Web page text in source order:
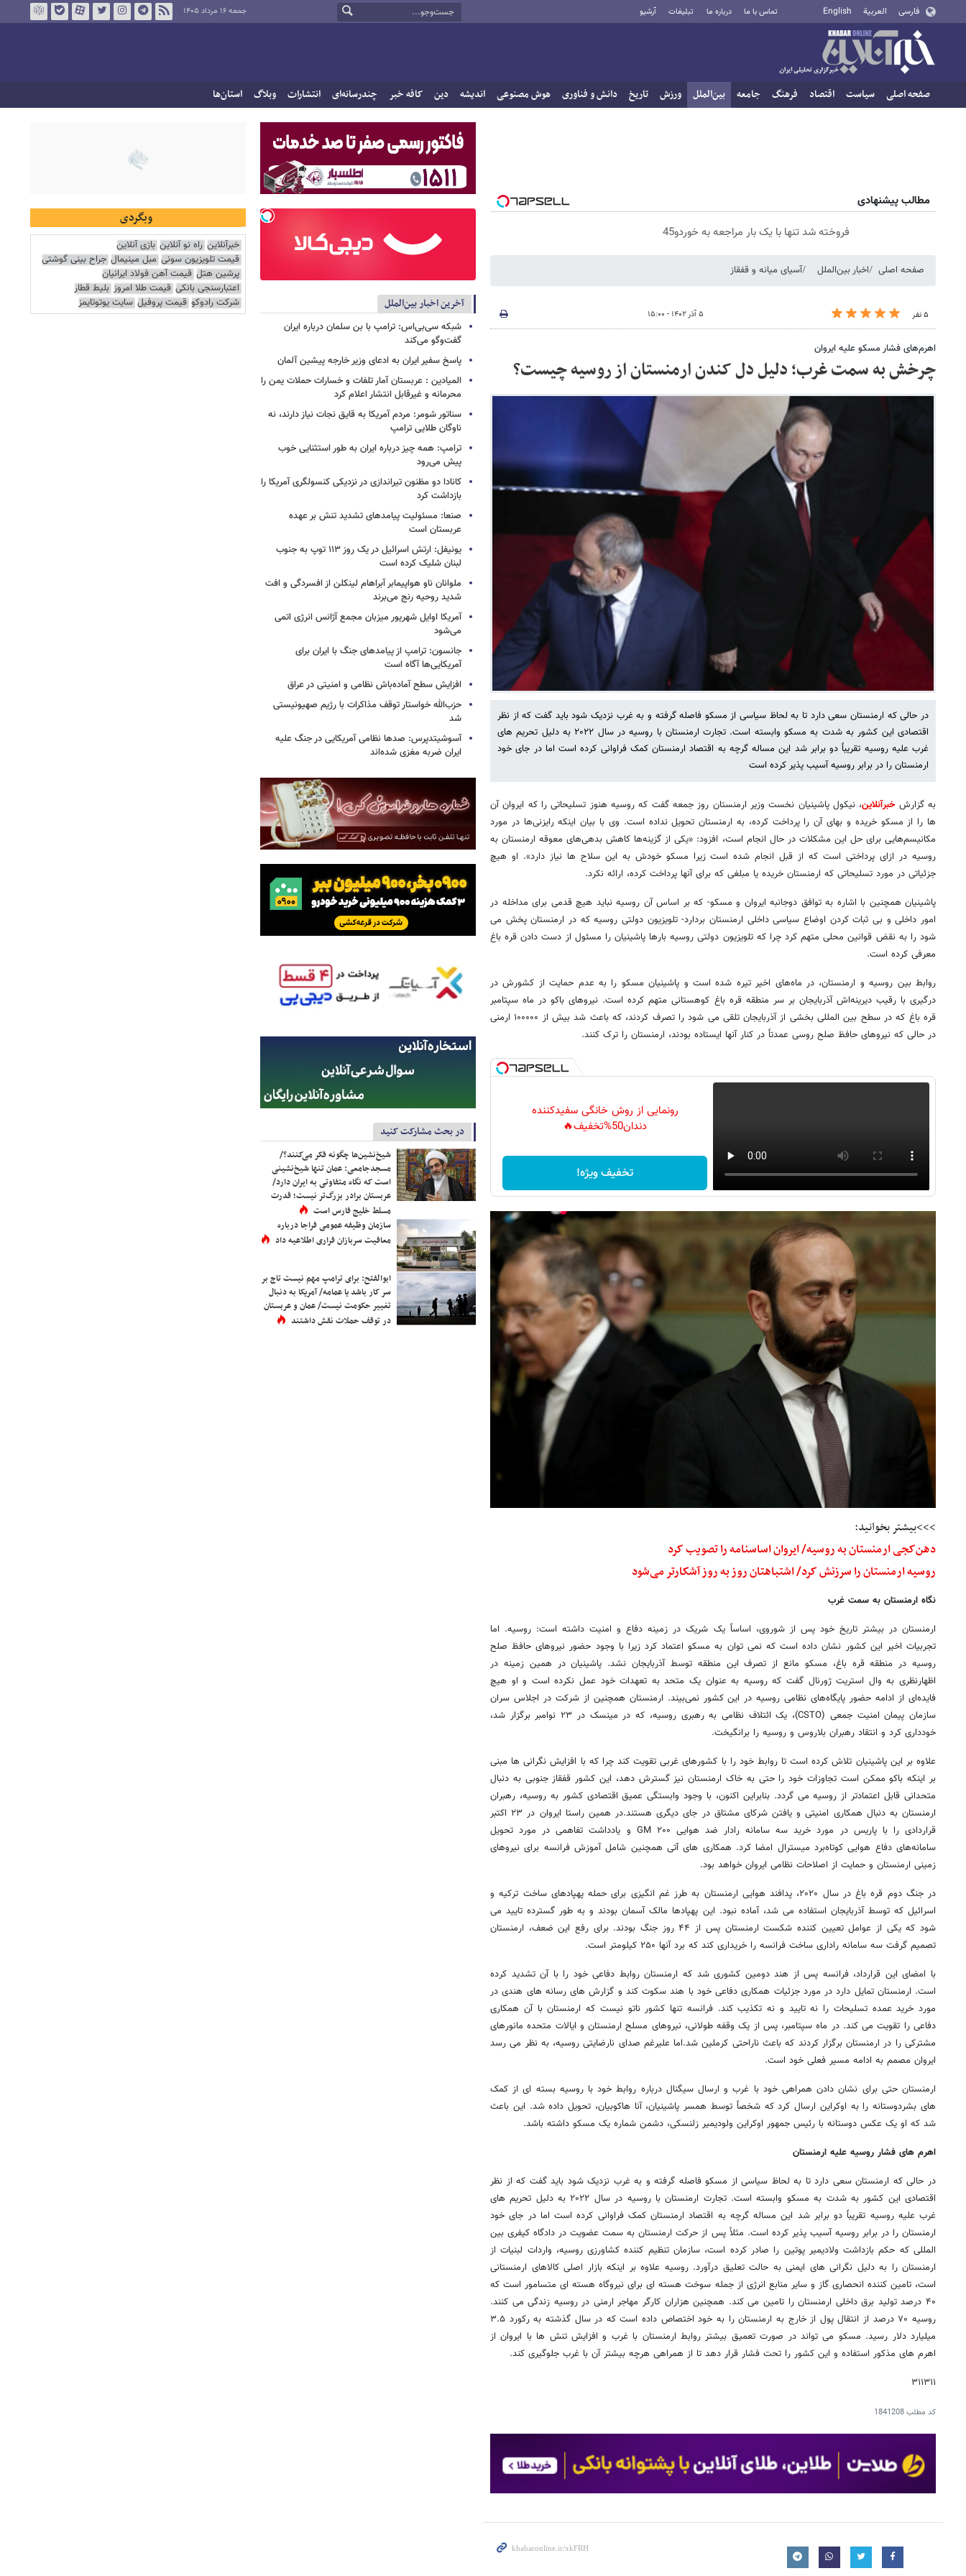
فارسی العربية English تماس با ما درباره ما تبلیغات آرشیو جمعه ۱۶ مرداد ۱۴۰۵
صفحه اصلی سیاست اقتصاد فرهنگ جامعه بین‌الملل ورزش تاریخ دانش و فناوری هوش مصنوعی اندیشه دین کافه خبر چندرسانه‌ای انتشارات وبلاگ استان‌ها
مطالب پیشنهادی
فروخته شد تنها با یک بار مراجعه به خوردو45
صفحه اصلی اخبار بین‌الملل آسیای میانه و قفقاز
۵ نفر ۵ آذر ۱۴۰۲ - ۱۵:۰۰
اهرم‌های فشار مسکو علیه ایروان
چرخش به سمت غرب؛ دلیل دل کندن ارمنستان از روسیه چیست؟
در حالی که ارمنستان سعی دارد تا به لحاظ سیاسی از مسکو فاصله گرفته و به غرب نزدیک شود باید گفت که از نظر
اقتصادی این کشور به شدت به مسکو وابسته است. تجارت ارمنستان با روسیه در سال ۲۰۲۲ به دلیل تحریم های
غرب علیه روسیه تقریباً دو برابر شد این مساله گرچه به اقتصاد ارمنستان کمک فراوانی کرده است اما در جای خود
ارمنستان را در برابر روسیه آسیب پذیر کرده است
به گزارشخبرآنلاین، نیکول پاشینیان نخست وزیر ارمنستان روز جمعه گفت که روسیه هنوز تسلیحاتی را که ایروان آن
ها را از مسکو خریده و بهای آن را پرداخت کرده، به ارمنستان تحویل نداده است. وی با بیان اینکه رایزنی‌ها در مورد
مکانیسم‌هایی برای حل این مشکلات در حال انجام است، افزود: «یکی از گزینه‌ها کاهش بدهی‌های معوقه ارمنستان به
روسیه در ازای پرداختی است که از قبل انجام شده است زیرا مسکو خودش به این سلاح ها نیاز دارد». او هیچ
جزئیاتی در مورد تسلیحاتی که ارمنستان خریده یا مبلغی که برای آنها پرداخت کرده، ارائه نکرد.
پاشینیان همچنین با اشاره به توافق دوجانبه ایروان و مسکو- که بر اساس آن روسیه نباید هیچ قدمی برای مداخله در
امور داخلی و بی ثبات کردن اوضاع سیاسی داخلی ارمنستان بردارد- تلویزیون دولتی روسیه که در ارمنستان پخش می
شود را به نقض قوانین محلی متهم کرد چرا که تلویزیون دولتی روسیه بارها پاشینیان را مسئول از دست دادن قره باغ
معرفی کرده است.
روابط بین روسیه و ارمنستان، در ماه‌های اخیر تیره شده است و پاشینیان مسکو را به عدم حمایت از کشورش در
درگیری با رقیب دیرینه‌اش آذربایجان بر سر منطقه قره باغ کوهستانی متهم کرده است. نیروهای باکو در ماه سپتامبر
قره باغ که در سطح بین المللی بخشی از آذربایجان تلقی می شود را تصرف کردند، که باعث شد بیش از ۱۰۰۰۰۰ ارمنی
در حالی که نیروهای حافظ صلح روسی عمدتاً در کنار آنها ایستاده بودند، ارمنستان را ترک کنند.
رونمایی از روش خانگی سفیدکننده
دندان50%تخفیف🔥
تخفیف ویژه!
>>>بیشتر بخوانید:
دهن‌کجی ارمنستان به روسیه/ ایروان اساسنامه را تصویب کرد
روسیه ارمنستان را سرزنش کرد/ اشتباهتان روز به روز آشکارتر می‌شود
نگاه ارمنستان به سمت غرب
ارمنستان در بیشتر تاریخ خود پس از شوروی، اساساً یک شریک در زمینه دفاع و امنیت داشته است: روسیه. اما
تجربیات اخیر این کشور نشان داده است که نمی توان به مسکو اعتماد کرد زیرا با وجود حضور نیروهای حافظ صلح
روسیه در منطقه قره باغ، مسکو مانع از تصرف این منطقه توسط آذربایجان نشد. پاشینیان در همین زمینه در
اظهارنظری به وال استریت ژورنال گفت که روسیه به عنوان یک متحد به تعهدات خود عمل نکرده است و او هیچ
فایده‌ای از ادامه حضور پایگاه‌های نظامی روسیه در این کشور نمی‌بیند. ارمنستان همچنین از شرکت در اجلاس سران
سازمان پیمان امنیت جمعی (CSTO)، یک ائتلاف نظامی به رهبری روسیه، که در مینسک در ۲۳ نوامبر برگزار شد،
خودداری کرد و انتقاد رهبران بلاروس و روسیه را برانگیخت.
علاوه بر این پاشینیان تلاش کرده است تا روابط خود را با کشورهای غربی تقویت کند چرا که با افزایش نگرانی ها مبنی
بر اینکه باکو ممکن است تجاوزات خود را حتی به خاک ارمنستان نیز گسترش دهد، این کشور قفقاز جنوبی به دنبال
متحدانی قابل اعتمادتر از روسیه می گردد. بنابراین اکنون، با وجود وابستگی عمیق اقتصادی کشور به روسیه، رهبران
ارمنستان به دنبال همکاری امنیتی و یافتن شرکای مشتاق در جای دیگری هستند.در همین راستا ایروان در ۲۳ اکتبر
قراردادی را با پاریس در مورد خرید سه سامانه رادار ضد هوایی GM ۲۰۰ و یادداشت تفاهمی در مورد تحویل
سامانه‌های دفاع هوایی کوتاه‌برد میسترال امضا کرد. همکاری های آتی همچنین شامل آموزش فرانسه برای نیروهای
زمینی ارمنستان و حمایت از اصلاحات نظامی ایروان خواهد بود.
در جنگ دوم قره باغ در سال ۲۰۲۰، پدافند هوایی ارمنستان به طرز غم انگیزی برای حمله پهپادهای ساخت ترکیه و
اسرائیل که توسط آذربایجان استفاده می شد، آماده نبود. این پهپادها مالک آسمان بودند و به طور گسترده تایید می
شود که یکی از عوامل تعیین کننده شکست ارمنستان پس از ۴۴ روز جنگ بودند. برای رفع این ضعف، ارمنستان
تصمیم گرفت سه سامانه راداری ساخت فرانسه را خریداری کند که برد آنها ۲۵۰ کیلومتر است.
با امضای این قرارداد، فرانسه پس از هند دومین کشوری شد که ارمنستان روابط دفاعی خود را با آن تشدید کرده
است. ارمنستان تمایل دارد در مورد جزئیات همکاری دفاعی خود با هند سکوت کند و گزارش های رسانه های هندی در
مورد خرید عمده تسلیحات را نه تایید و نه تکذیب کند. فرانسه تنها کشور ناتو نیست که ارمنستان با آن همکاری
دفاعی را تقویت می کند. در ماه سپتامبر، پس از یک وقفه طولانی، نیروهای مسلح ارمنستان و ایالات متحده مانورهای
مشترکی را در ارمنستان برگزار کردند که باعث ناراحتی کرملین شد.اما علیرغم صدای نارضایتی روسیه، به نظر می رسد
ایروان مصمم به ادامه مسیر فعلی خود است.
ارمنستان حتی برای نشان دادن همراهی خود با غرب و ارسال سیگنال درباره روابط خود با روسیه بسته ای از کمک
های بشردوستانه را به اوکراین ارسال کرد که شخصاً توسط همسر پاشینیان، آنا هاکوبیان، تحویل داده شد. این باعث
شد که او یک عکس دوستانه با رئیس جمهور اوکراین ولودیمیر زلنسکی، دشمن شماره یک مسکو داشته باشد.
اهرم های فشار روسیه علیه ارمنستان
در حالی که ارمنستان سعی دارد تا به لحاظ سیاسی از مسکو فاصله گرفته و به غرب نزدیک شود باید گفت که از نظر
اقتصادی این کشور به شدت به مسکو وابسته است. تجارت ارمنستان با روسیه در سال ۲۰۲۲ به دلیل تحریم های
غرب علیه روسیه تقریباً دو برابر شد این مساله گرچه به اقتصاد ارمنستان کمک فراوانی کرده است اما در جای خود
ارمنستان را در برابر روسیه آسیب پذیر کرده است. مثلاً پس از حرکت ارمنستان به سمت عضویت در دادگاه کیفری بین
المللی که حکم بازداشت ولادیمیر پوتین را صادر کرده است، سازمان تنظیم کننده کشاورزی روسیه، واردات لبنیات از
ارمنستان را به دلیل نگرانی های ایمنی به حالت تعلیق درآورد. روسیه علاوه بر اینکه بازار اصلی کالاهای ارمنستانی
است، تامین کننده انحصاری گاز و سایر منابع انرژی از جمله سوخت هسته ای برای نیروگاه هسته ای متسامور است که
۴۰ درصد تولید برق داخلی ارمنستان را تامین می کند. همچنین هزاران کارگر مهاجر ارمنی در روسیه زندگی می کنند.
روسیه ۷۰ درصد از انتقال پول از خارج به ارمنستان را به خود اختصاص داده است که در سال گذشته به رکورد ۳.۵
میلیارد دلار رسید. مسکو می تواند در صورت تعمیق بیشتر روابط ارمنستان با غرب و افزایش تنش ها با ایروان از
اهرم های مذکور استفاده و این کشور را تحت فشار قرار دهد تا از همراهی هرچه بیشتر آن با غرب جلوگیری کند.
۳۱۱۳۱۱
کد مطلب1841208
آخرین اخبار بین‌الملل
شبکه سی‌بی‌اس: ترامپ با بن سلمان درباره ایران
گفت‌وگو می‌کند
پاسخ سفیر ایران به ادعای وزیر خارجه پیشین آلمان
المیادین : عربستان آمار تلفات و خسارات حملات یمن را
محرمانه و غیرقابل انتشار اعلام کرد
سناتور شومر: مردم آمریکا به قایق نجات نیاز دارند، نه
ناوگان طلایی ترامپ
ترامپ: همه چیز درباره ایران به طور استثنایی خوب
پیش می‌رود
کانادا دو مظنون تیراندازی در نزدیکی کنسولگری آمریکا را
بازداشت کرد
صنعا: مسئولیت پیامدهای تشدید تنش بر عهده
عربستان است
یونیفل: ارتش اسرائیل در یک روز ۱۱۳ توپ به جنوب
لبنان شلیک کرده است
ملوانان ناو هواپیمابر آبراهام لینکلن از افسردگی و افت
شدید روحیه رنج می‌برند
آمریکا اوایل شهریور میزبان مجمع آژانس انرژی اتمی
می‌شود
جانسون: ترامپ از پیامدهای جنگ با ایران برای
آمریکایی‌ها آگاه است
افزایش سطح آماده‌باش نظامی و امنیتی در عراق
حزب‌الله خواستار توقف مذاکرات با رژیم صهیونیستی
شد
آسوشیتدپرس: صدها نظامی آمریکایی در جنگ علیه
ایران ضربه مغزی شده‌اند
در بحث مشارکت کنید
شیخ‌نشین‌ها چگونه فکر می‌کنند؟/
مسجدجامعی: عمان تنها شیخ‌نشینی
است که نگاه متفاوتی به ایران دارد/
عربستان برادر بزرگ‌تر نیست؛ قدرت
مسلط خلیج فارس است
سازمان وظیفه عمومی فراجا درباره
معافیت سربازان فراری اطلاعیه داد
ابوالفتح: برای ترامپ مهم نیست تاج بر
سر کار باشد یا عمامه/ آمریکا به دنبال
تغییر حکومت نیست/ عمان و عربستان
در توقف حملات نقش داشتند
وبگردی
خبرآنلاین راه نو آنلاین بازی آنلاین
قیمت تلویزیون سونی مبل مینیمال جراح بینی گوشتی
پرشین هتل قیمت آهن فولاد ایرانیان
اعتبارسنجی بانکی قیمت طلا امروز بلیط قطار
شرکت رادوکو قیمت پروفیل سایت یوتوتایمز